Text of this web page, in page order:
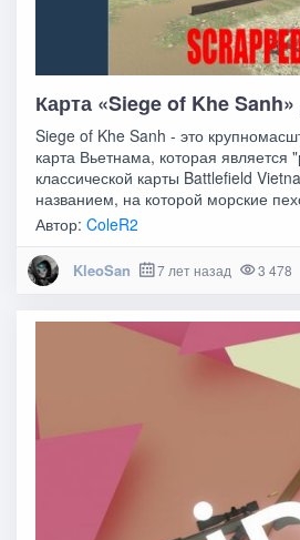
Карта «Siege of Khe
Siege of Khe Sanh - это
карта Вьетнама, которая является
классической карты Battlefield
названием, на которой морские
Автор:ColeR2
KleoSan 7 лет назад 3 478